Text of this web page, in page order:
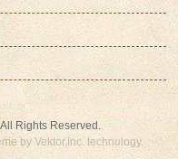
Rights Reserved.
byVektor,Inc. technology.